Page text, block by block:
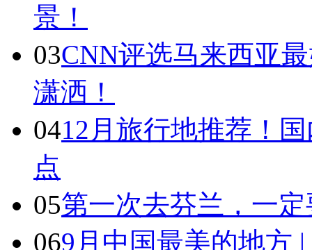
景！
03CNN评选马来西亚
潇洒！
0412月旅行地推荐！
点
05第一次去芬兰，一
069月中国最美的地方